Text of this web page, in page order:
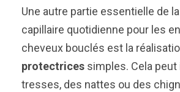
Une autre partie essentielle de
capillaire quotidienne pour les
cheveux bouclés est la
protectrices simples. Cela
tresses, des nattes ou des